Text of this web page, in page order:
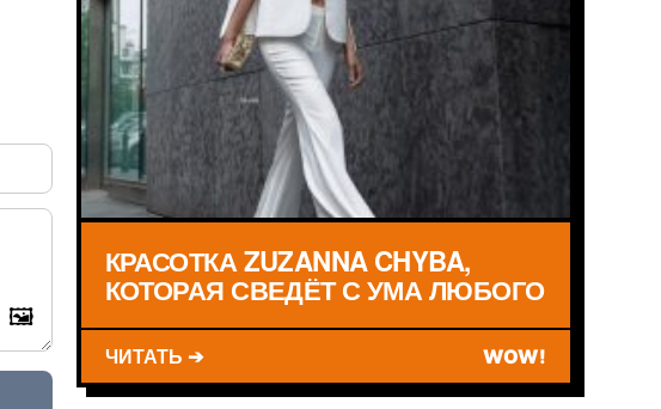
🖼️
КРАСОТКА ZUZANNA CHYBA,
КОТОРАЯ СВЕДЁТ С УМА ЛЮБОГО
ЧИТАТЬ ➔ WOW!